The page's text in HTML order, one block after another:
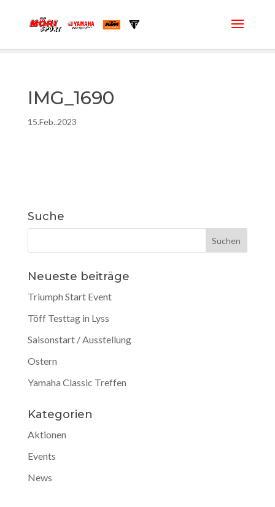
IMG_1690
15.Feb..2023
Suche
Neueste beiträge
Triumph Start Event
Töff Testtag in Lyss
Saisonstart / Ausstellung
Ostern
Yamaha Classic Treffen
Kategorien
Aktionen
Events
News